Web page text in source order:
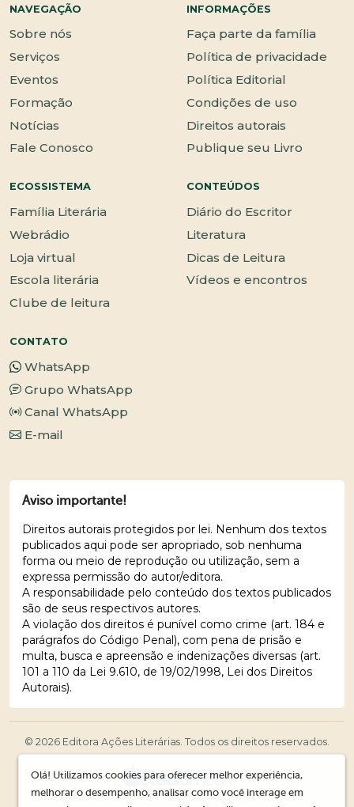
NAVEGAÇÃO
Sobre nós
Serviços
Eventos
Formação
Notícias
Fale Conosco
INFORMAÇÕES
Faça parte da família
Política de privacidade
Política Editorial
Condições de uso
Direitos autorais
Publique seu Livro
ECOSSISTEMA
Família Literária
Webrádio
Loja virtual
Escola literária
Clube de leitura
CONTEÚDOS
Diário do Escritor
Literatura
Dicas de Leitura
Vídeos e encontros
CONTATO
WhatsApp
Grupo WhatsApp
Canal WhatsApp
E-mail
Aviso importante!
Direitos autorais protegidos por lei. Nenhum dos textos
publicados aqui pode ser apropriado, sob nenhuma
forma ou meio de reprodução ou utilização, sem a
expressa permissão do autor/editora.
A responsabilidade pelo conteúdo dos textos publicados
são de seus respectivos autores.
A violação dos direitos é punível como crime (art. 184 e
parágrafos do Código Penal), com pena de prisão e
multa, busca e apreensão e indenizações diversas (art.
101 a 110 da Lei 9.610, de 19/02/1998, Lei dos Direitos
Autorais).
© 2026 Editora Ações Literárias. Todos os direitos reservados.
Olá! Utilizamos cookies para oferecer melhor experiência,
melhorar o desempenho, analisar como você interage em